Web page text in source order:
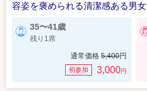
容姿を褒められる清潔感ある男女
35〜41歳
残り1席
通常価格 5,400円
初参加 3,000円